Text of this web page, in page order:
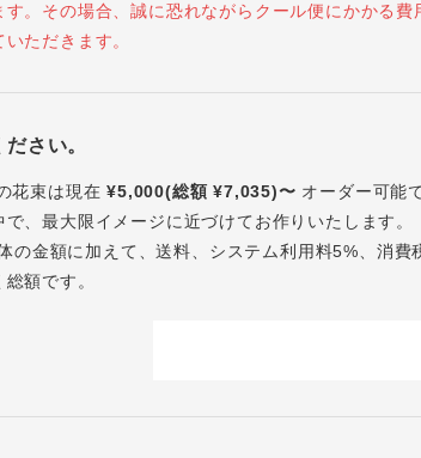
。その場合、誠に恐れながらクール便にかかる費
ただきます。
さい。
花束は現在¥5,000(総額 ¥7,035)〜 オーダー可能
、最大限イメージに近づけてお作りいたします。
の金額に加えて、送料、システム利用料5%、消費
額です。